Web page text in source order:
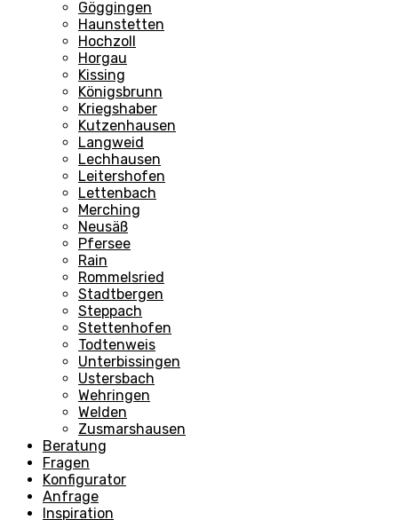
Göggingen
Haunstetten
Hochzoll
Horgau
Kissing
Königsbrunn
Kriegshaber
Kutzenhausen
Langweid
Lechhausen
Leitershofen
Lettenbach
Merching
Neusäß
Pfersee
Rain
Rommelsried
Stadtbergen
Steppach
Stettenhofen
Todtenweis
Unterbissingen
Ustersbach
Wehringen
Welden
Zusmarshausen
Beratung
Fragen
Konfigurator
Anfrage
Inspiration